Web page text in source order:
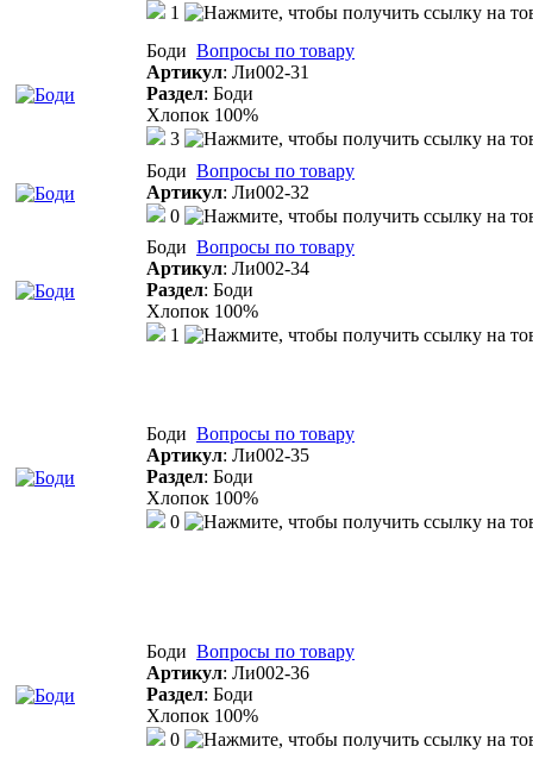
1
Боди Вопросы по товару
Артикул: Ли002-31
Раздел: Боди
Хлопок 100%
3
Боди Вопросы по товару
Артикул: Ли002-32
0
Боди Вопросы по товару
Артикул: Ли002-34
Раздел: Боди
Хлопок 100%
1
Боди Вопросы по товару
Артикул: Ли002-35
Раздел: Боди
Хлопок 100%
0
Боди Вопросы по товару
Артикул: Ли002-36
Раздел: Боди
Хлопок 100%
0